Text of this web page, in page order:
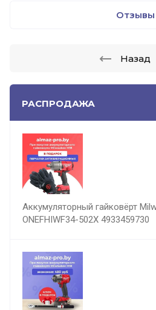
РАСПРОДАЖА
Аккумуляторный гайковёрт
ONEFHIWF34-502X 4933459730
Отзывы
Назад